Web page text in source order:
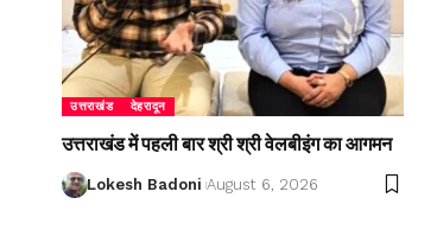
उत्तराखंड देहरादून
उत्तराखंड में पहली बार श्री श्री वेलबीइंग का आगमन
Lokesh Badoni August 6, 2026